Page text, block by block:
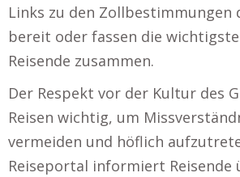
Links zu den Zollbestimmungen
bereit oder fassen die
Reisende zusammen.
Der Respekt vor der Kultur des
Reisen wichtig, um
vermeiden und höflich
Reiseportal informiert